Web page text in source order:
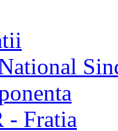
- Fratia